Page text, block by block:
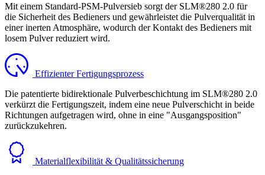
Mit einem Standard-PSM-Pulversieb sorgt der SLM®280 2.0 für
die Sicherheit des Bedieners und gewährleistet die Pulverqualität in
einer inerten Atmosphäre, wodurch der Kontakt des Bedieners mit
losem Pulver reduziert wird.
Effizienter Fertigungsprozess
Die patentierte bidirektionale Pulverbeschichtung im SLM®280 2.0
verkürzt die Fertigungszeit, indem eine neue Pulverschicht in beide
Richtungen aufgetragen wird, ohne in eine "Ausgangsposition"
zurückzukehren.
Materialflexibilität & Qualitätssicherung